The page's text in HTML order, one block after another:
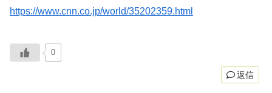
https://www.cnn.co.jp/world/35202359.html
0
返信